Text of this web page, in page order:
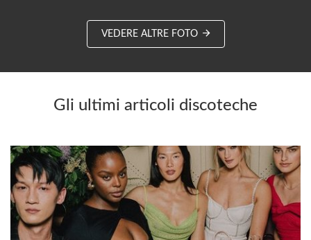
VEDERE ALTRE FOTO
Gli ultimi articoli discoteche